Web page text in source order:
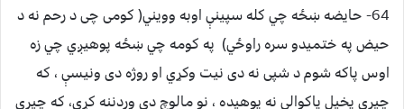
64- حايضه ښځه چي کله سپينې اوبه وويني( کومی چی د رحم نه د
حيض په ختميدو سره راوځي) په کومه چي ښځه پوهيږي چي زه
اوس پاکه شوم د شپی نه دی نيت وکړي او روژه دی ونيسې ، که
چيری پخپل پاکوالي نه پوهيده ، نو مالوچ دی وردننه کړي، که چيري